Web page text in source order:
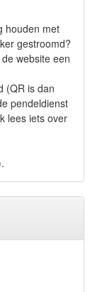
houden met
gestroomd?
website een
(QR is dan
pendeldienst
lees iets over